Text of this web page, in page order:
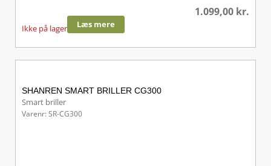
1.099,00 kr.
Ikke på lager Læs mere
SHANREN SMART BRILLER CG300
Smart briller
Varenr: SR-CG300